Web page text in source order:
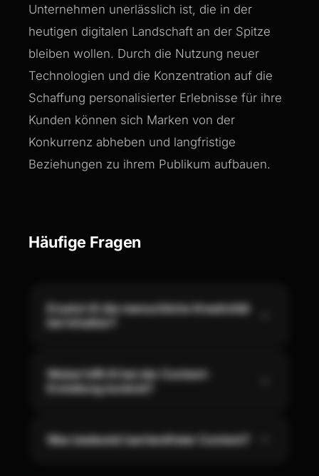
Unternehmen unerlässlich ist, die in der
heutigen digitalen Landschaft an der Spitze
bleiben wollen. Durch die Nutzung neuer
Technologien und die Konzentration auf die
Schaffung personalisierter Erlebnisse für ihre
Kunden können sich Marken von der
Konkurrenz abheben und langfristige
Beziehungen zu ihrem Publikum aufbauen.
Häufige Fragen
bei Inhalten?
Erstellung konkret?